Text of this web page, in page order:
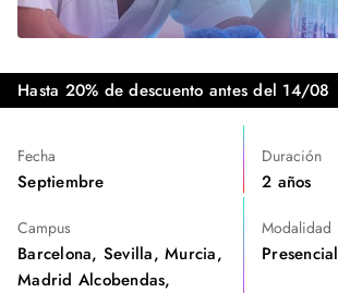
Hasta 20% de descuento antes del 14/08
Fecha
Septiembre
Duración
2 años
Campus
Barcelona, Sevilla, Murcia,
Madrid Alcobendas,
Modalidad
Presencial